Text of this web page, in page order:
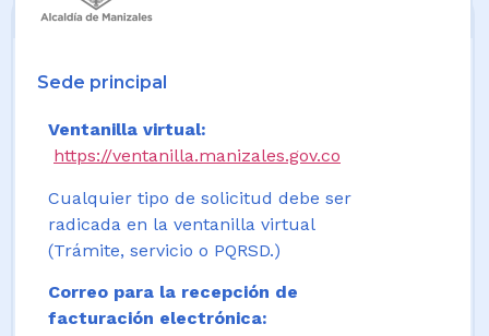
Sede principal
Ventanilla virtual:
https://ventanilla.manizales.gov.co
Cualquier tipo de solicitud debe ser
radicada en la ventanilla virtual
(Trámite, servicio o PQRSD.)
Correo para la recepción de
facturación electrónica: